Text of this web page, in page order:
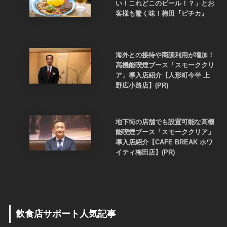
い！これどこのビール！？」とお
客様も驚く味！梅田『ピチカ』
海外との接待や商談利用が増加！
高機能喫煙ブース「スモーククリ
ア」導入店紹介【人形町今半 上
野広小路店】(PR)
地下街の店舗でも設置可能な高機
能喫煙ブース「スモーククリア」
導入店紹介【CAFE BREAK ホワ
イティ梅田店】(PR)
飲食店サポート人気記事